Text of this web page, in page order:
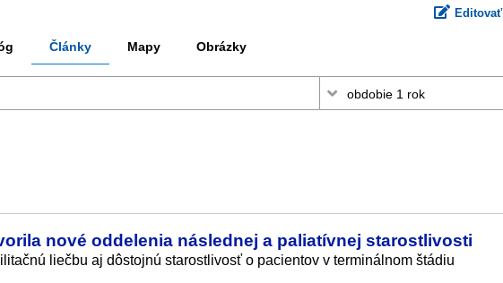
Editovať
Články Mapy Obrázky
nové oddelenia následnej a paliatívnej starostlivosti
liečbu aj dôstojnú starostlivosť o pacientov v terminálnom štádiu